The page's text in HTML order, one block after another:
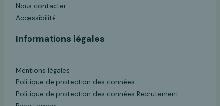
Nous contacter
Accessibilité
Informations légales
Mentions légales
Politique de protection des données
Politique de protection des données Recrutement